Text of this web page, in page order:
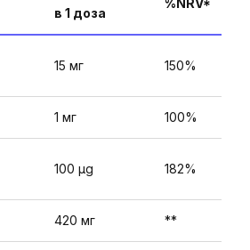
в 1 доза
%NRV*
15 мг 150%
1 мг 100%
100 µg 182%
420 мг **